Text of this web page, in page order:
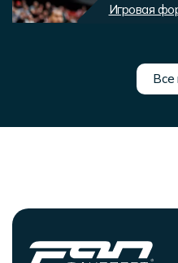
Игровая
Все